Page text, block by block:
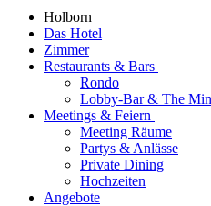
Holborn
Das Hotel
Zimmer
Restaurants & Bars
Rondo
Lobby-Bar & The
Meetings & Feiern
Meeting Räume
Partys & Anlässe
Private Dining
Hochzeiten
Angebote